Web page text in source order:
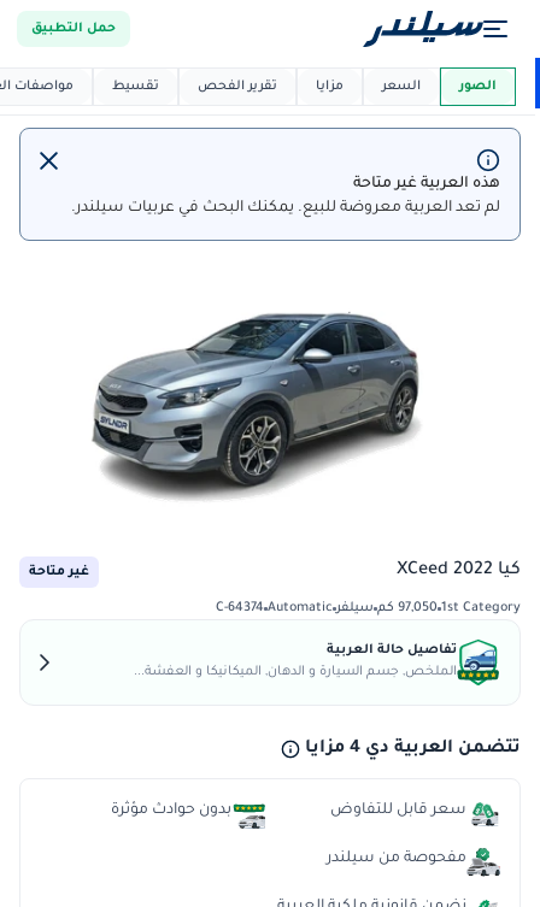
حمل التطبيق
العربية دي ماركت
هذه العربية غير متاحة
لم تعد العربية معروضة للبيع. يمكنك البحث في عربيات سيلندر.
كيا XCeed 2022 غير متاحة
1st Category 97,050 كم سيلفر Automatic
C-64374
تفاصيل حالة العربية
الملخص, جسم السيارة و الدهان, الميكانيكا و العفشة...
تتضمن العربية دي 4 مزايا
سعر قابل للتفاوض
مفحوصة من سيلندر
بدون حوادث مؤثرة
الصور السعر مزايا تقرير الفحص تقسيط مواصفات